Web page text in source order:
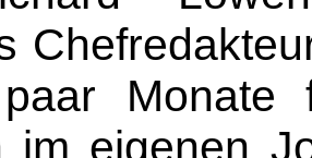
Monate
im eigenen